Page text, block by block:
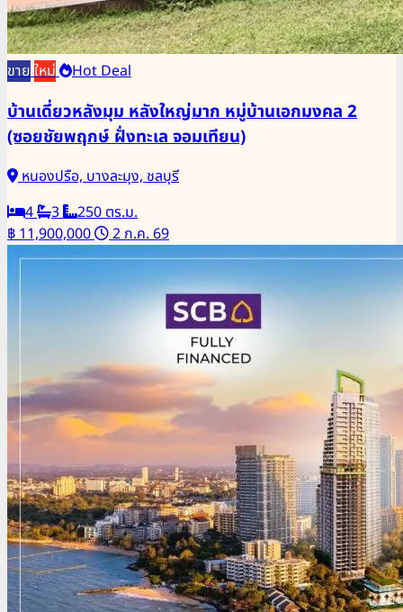
ขายใหม่ Hot Deal
บ้านเดี่ยวหลังมุม หลังใหญ่มาก หมู่บ้านเอกมงคล 2
(ซอยชัยพฤกษ์ ฝั่งทะเล จอมเทียน)
หนองปรือ, บางละมุง, ชลบุรี
4
3
250 ตร.ม.
฿ 11,900,000
2 ก.ค. 69